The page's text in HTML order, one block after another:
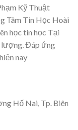
Kỹ Thuật
Tâm Tin Học Hoài
học tin học Tại
lượng. Đáp ứng
nay
Hố Nai, Tp. Biên